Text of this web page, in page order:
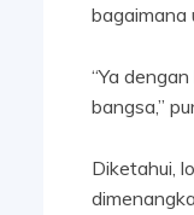
bagaimana
“Ya
bangsa,”
Diketahui,